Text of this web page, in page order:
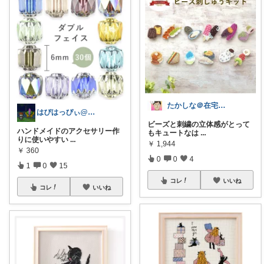
はぴはっぴぃ@7/1ご購入感謝！！
ハンドメイドのアクセサリー作
りに使いやすい ...
￥ 360
1 0 15
コレ いいね
たかしな＠在宅ワーカー
ビーズと刺繍の立体感がとって
もキュートなは ...
￥ 1,944
0 0 4
コレ いいね